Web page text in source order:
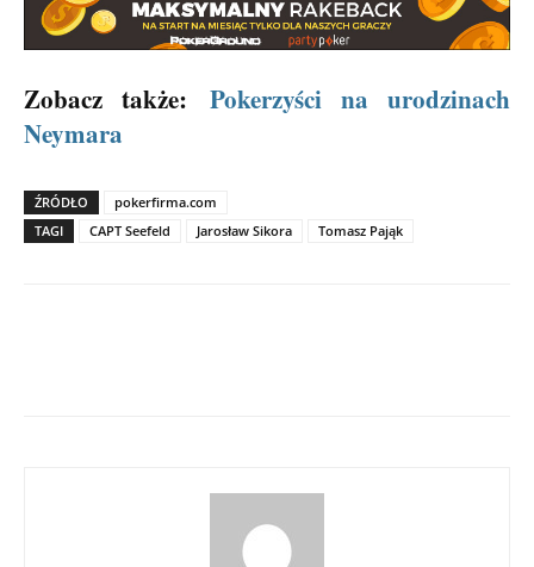
Zobacz także: Pokerzyści na urodzinach
Neymara
ŹRÓDŁO
pokerfirma.com
TAGI
CAPT Seefeld Jarosław Sikora Tomasz Pająk